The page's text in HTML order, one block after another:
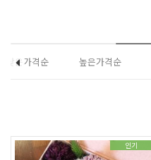
낮은가격순 높은가격순
인기